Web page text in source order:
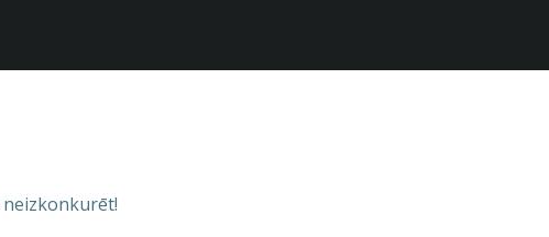
neizkonkurēt!